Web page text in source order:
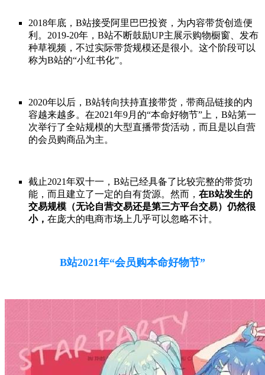
2018年底，B站接受阿里巴巴投资，为内容带货创造便
利。2019-20年，B站不断鼓励UP主展示购物橱窗、发布
种草视频，不过实际带货规模还是很小。这个阶段可以
称为B站的“小红书化”。
2020年以后，B站转向扶持直接带货，带商品链接的内
容越来越多。在2021年9月的“本命好物节”上，B站第一
次举行了全站规模的大型直播带货活动，而且是以自营
的会员购商品为主。
截止2021年双十一，B站已经具备了比较完整的带货功
能，而且建立了一定的自有货源。然而， 在B站发生的
交易规模（无论自营交易还是第三方平台交易）仍然很
小， 在庞大的电商市场上几乎可以忽略不计。
B站2021年“会员购本命好物节”